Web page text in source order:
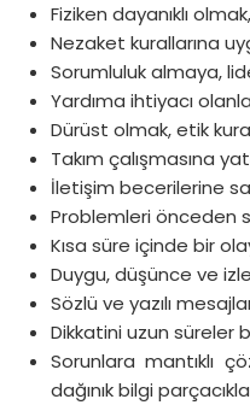
Fiziken dayanıklı olmak,
Nezaket kurallarına
Sorumluluk almaya,
Yardıma ihtiyacı
Dürüst olmak, etik
Takım çalışmasına
İletişim becerilerine
Problemleri önceden
Kısa süre içinde bir
Duygu, düşünce ve
Sözlü ve yazılı
Dikkatini uzun süreler
Sorunlara mantıklı
dağınık bilgi